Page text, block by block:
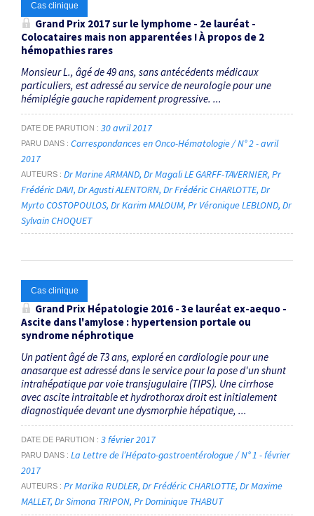
Cas clinique
Grand Prix 2017 sur le lymphome - 2e lauréat -
Colocataires mais non apparentées ! À propos de 2
hémopathies rares
Monsieur L., âgé de 49 ans, sans antécédents médicaux
particuliers, est adressé au service de neurologie pour une
hémiplégie gauche rapidement progressive. ...
DATE DE PARUTION 30 avril 2017
PARU DANS
Correspondances en Onco-Hématologie / N° 2 - avril
2017
AUTEURS Dr Marine ARMAND Dr Magali LE GARFF-TAVERNIER Pr
Frédéric DAVI Dr Agusti ALENTORN Dr Frédéric CHARLOTTE Dr
Myrto COSTOPOULOS Dr Karim MALOUM Pr Véronique LEBLOND Dr
Sylvain CHOQUET
Cas clinique
Grand Prix Hépatologie 2016 - 3e lauréat ex-aequo -
Ascite dans l'amylose : hypertension portale ou
syndrome néphrotique
Un patient âgé de 73 ans, exploré en cardiologie pour une
anasarque est adressé dans le service pour la pose d'un shunt
intrahépatique par voie transjugulaire (TIPS). Une cirrhose
avec ascite intraitable et hydrothorax droit est initialement
diagnostiquée devant une dysmorphie hépatique, ...
DATE DE PARUTION 3 février 2017
PARU DANS
La Lettre de l’Hépato-gastroentérologue / N° 1 - février
2017
AUTEURS Pr Marika RUDLER Dr Frédéric CHARLOTTE Dr Maxime
MALLET Dr Simona TRIPON Pr Dominique THABUT